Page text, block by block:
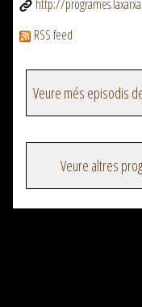
http://
RSS feed
Veure altres